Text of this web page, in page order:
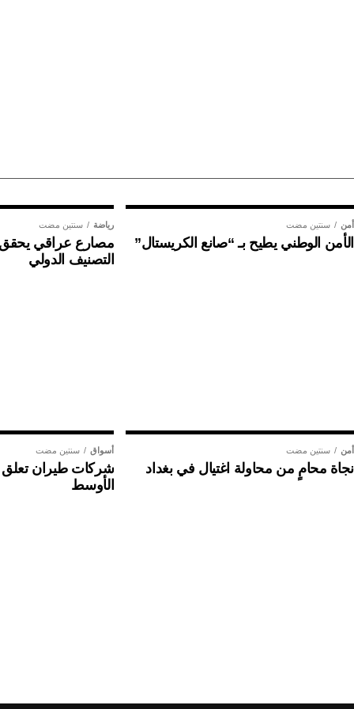
أمن سنتين مضت
الأمن الوطني يطيح بـ “صانع الكريستال”
رياضة سنتين مضت
مصارع عراقي يحقق
التصنيف الدولي
أمن سنتين مضت
نجاة محامٍ من محاولة اغتيال في بغداد
أسواق سنتين مضت
شركات طيران تعلق
الأوسط